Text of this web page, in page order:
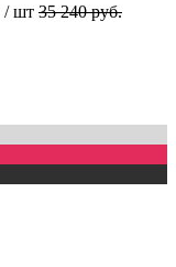
/ шт 35 240 руб.